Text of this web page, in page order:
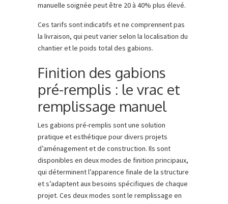
manuelle soignée peut être 20 à 40% plus élevé.
Ces tarifs sont indicatifs et ne comprennent pas
la livraison, qui peut varier selon la localisation du
chantier et le poids total des gabions.
Finition des gabions
pré-remplis : le vrac et
remplissage manuel
Les gabions pré-remplis sont une solution
pratique et esthétique pour divers projets
d’aménagement et de construction. Ils sont
disponibles en deux modes de finition principaux,
qui déterminent l’apparence finale de la structure
et s’adaptent aux besoins spécifiques de chaque
projet. Ces deux modes sont le remplissage en